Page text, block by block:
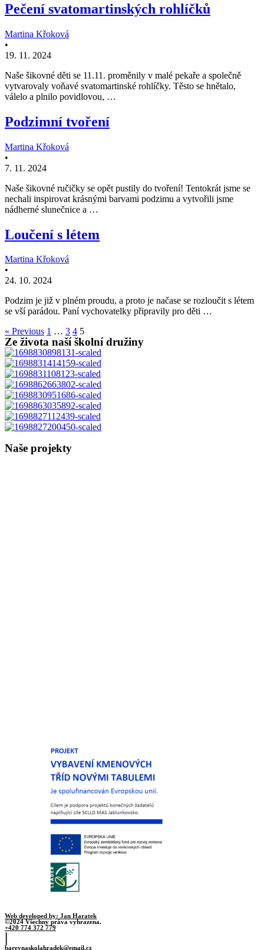
Pečení svatomartinských rohlíčků
Martina Křoková
•
19. 11. 2024
Naše šikovné děti se 11.11. proměnily v malé pekaře a společně
vytvarovaly voňavé svatomartinské rohlíčky. Těsto se hnětalo,
válelo a plnilo povidlovou, …
Podzimní tvoření
Martina Křoková
•
7. 11. 2024
Naše šikovné ručičky se opět pustily do tvoření! Tentokrát jsme se
nechali inspirovat krásnými barvami podzimu a vytvořili jsme
nádherné slunečnice a …
Loučení s létem
Martina Křoková
•
24. 10. 2024
Podzim je již v plném proudu, a proto je načase se rozloučit s létem
se vší parádou. Paní vychovatelky připravily pro děti …
« Previous 1 … 3 4 5
Ze života naší školní družiny
Naše projekty
Web developed by: Jan Haratek
©2024 Všechny práva vyhrazena.
+420 774 372 779
barevnaskolahradek@email.cz